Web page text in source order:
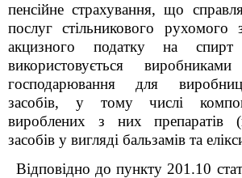
пенсійне страхування, що
послуг стільникового
акцизного податку на
використовується
господарювання для
засобів, у тому числі
вироблених з них препаратів
засобів у вигляді бальзамів та
Відповідно до пункту 201.10